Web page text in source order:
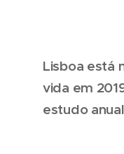
Lisboa está
vida em
estudo